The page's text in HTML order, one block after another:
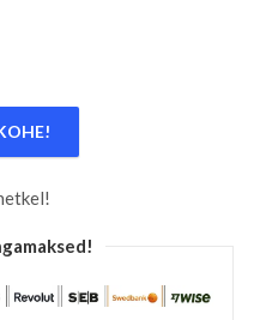
JUHTMEOTSATANGID